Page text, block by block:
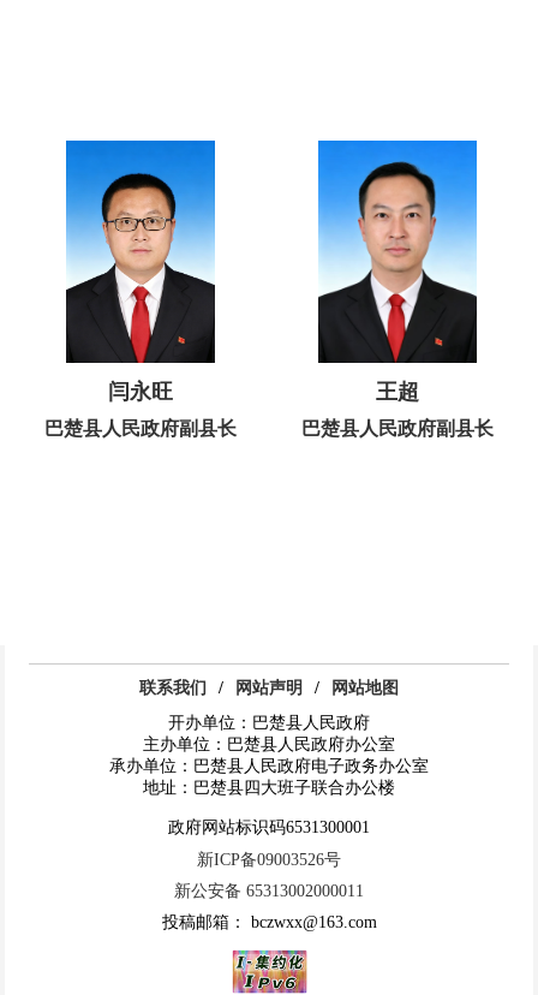
闫永旺
巴楚县人民政府副县长
王超
巴楚县人民政府副县长
联系我们 / 网站声明 /
网站地图
开办单位：巴楚县人民政府
主办单位：巴楚县人民政府办公室
承办单位：巴楚县人民政府电子政务办公室
地址：巴楚县四大班子联合办公楼
政府网站标识码6531300001
新ICP备09003526号
新公安备 65313002000011
投稿邮箱： bczwxx@163.com